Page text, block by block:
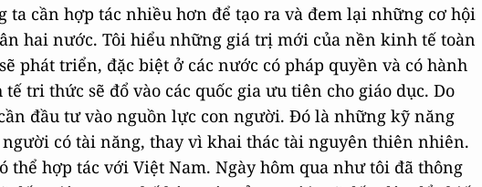
ta cần hợp tác nhiều hơn để tạo ra và đem lại những cơ hội
hai nước. Tôi hiểu những giá trị mới của nền kinh tế toàn
phát triển, đặc biệt ở các nước có pháp quyền và có hành
tri thức sẽ đổ vào các quốc gia ưu tiên cho giáo dục. Do
đầu tư vào nguồn lực con người. Đó là những kỹ năng
có tài năng, thay vì khai thác tài nguyên thiên nhiên.
thể hợp tác với Việt Nam. Ngày hôm qua như tôi đã thông